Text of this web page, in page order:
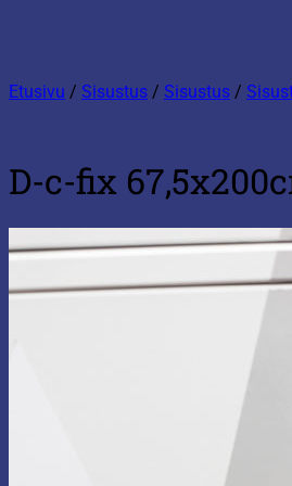
Etusivu / Sisustus / Sisustus /
D-c-fix